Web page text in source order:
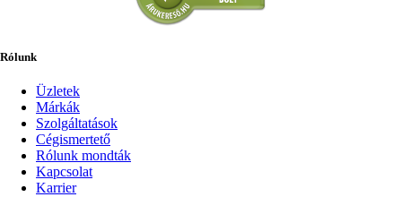
Rólunk
Üzletek
Márkák
Szolgáltatások
Cégismertető
Rólunk mondták
Kapcsolat
Karrier